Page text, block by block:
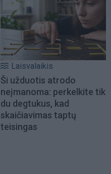
Laisvalaikis
Ši užduotis atrodo
neįmanoma: perkelkite tik
du degtukus, kad
skaičiavimas taptų
teisingas